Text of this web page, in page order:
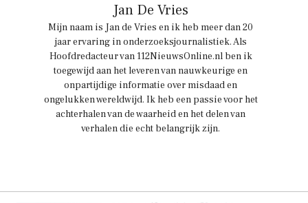
Jan De Vries
Mijn naam is Jan de Vries en ik heb meer dan 20
jaar ervaring in onderzoeksjournalistiek. Als
Hoofdredacteur van 112NieuwsOnline.nl ben ik
toegewijd aan het leveren van nauwkeurige en
onpartijdige informatie over misdaad en
ongelukken wereldwijd. Ik heb een passie voor het
achterhalen van de waarheid en het delen van
verhalen die echt belangrijk zijn.